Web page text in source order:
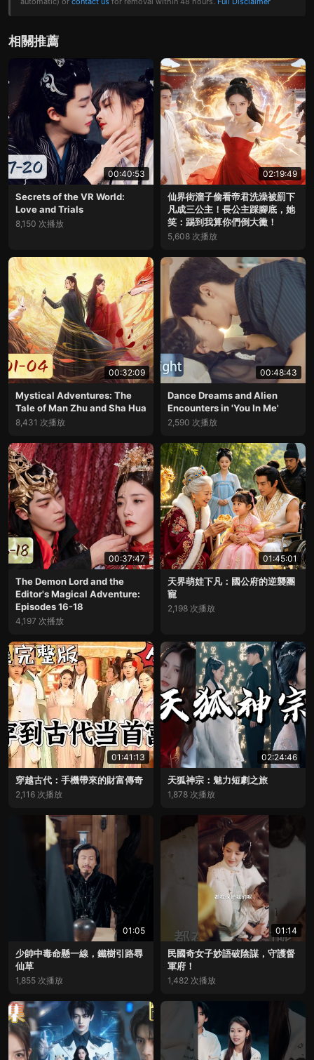
相關推薦
00:40:53
Secrets of the VR World:
Love and Trials
8,150 次播放
02:19:49
仙界街溜子偷看帝君洗澡被罰下
凡成三公主！長公主踩腳底，她
笑：踢到我算你們倒大黴！
5,608 次播放
00:32:09
Mystical Adventures: The
Tale of Man Zhu and Sha Hua
8,431 次播放
00:48:43
Dance Dreams and Alien
Encounters in 'You In Me'
2,590 次播放
00:37:47
The Demon Lord and the
Editor's Magical Adventure:
Episodes 16-18
4,197 次播放
01:45:01
天界萌娃下凡：國公府的逆襲團
寵
2,198 次播放
01:41:13
穿越古代：手機帶來的財富傳奇
2,116 次播放
02:24:46
天狐神宗：魅力短劇之旅
1,878 次播放
01:05
少帥中毒命懸一線，鐵樹引路尋
仙草
1,855 次播放
01:14
民國奇女子妙語破陰謀，守護督
軍府！
1,482 次播放